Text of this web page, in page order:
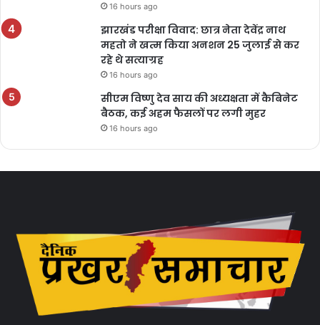
16 hours ago
झारखंड परीक्षा विवाद: छात्र नेता देवेंद्र नाथ
महतो ने खत्म किया अनशन 25 जुलाई से कर
रहे थे सत्याग्रह
16 hours ago
सीएम विष्णु देव साय की अध्यक्षता में कैबिनेट
बैठक, कई अहम फैसलों पर लगी मुहर
16 hours ago